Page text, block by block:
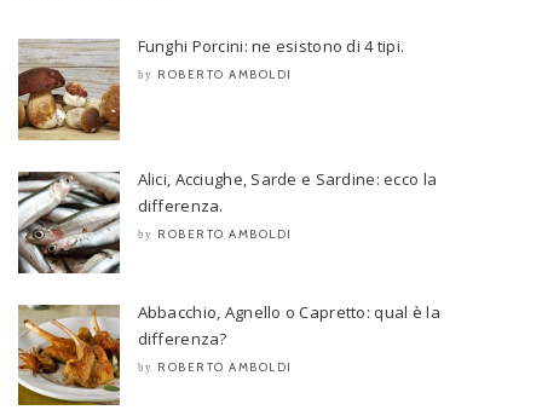
Funghi Porcini: ne esistono di 4 tipi.
by ROBERTO AMBOLDI
Alici, Acciughe, Sarde e Sardine: ecco la
differenza.
by ROBERTO AMBOLDI
Abbacchio, Agnello o Capretto: qual è la
differenza?
by ROBERTO AMBOLDI